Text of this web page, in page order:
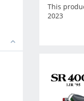
This
2023